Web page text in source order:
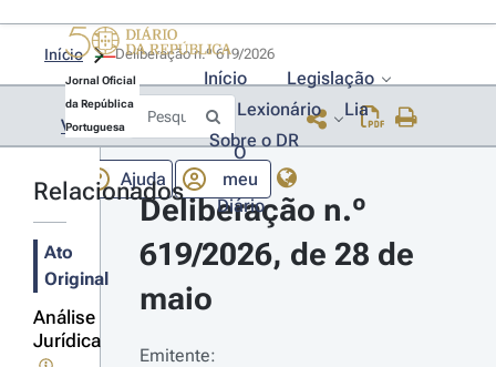
Jornal Oficial
da República
Portuguesa
Início
Legislação
Lexionário
Lia
Sobre o DR
Ajuda
O
meu
Diário
Início
Voltar
Relacionados
Ato
Original
Análise
Jurídica
Deliberação n.º
619/2026, de 28 de
maio
Emitente: